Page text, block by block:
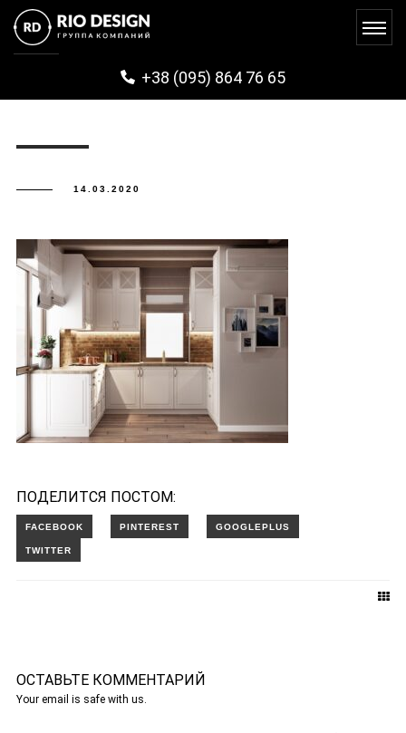
+38 (095) 864 76 65
PURIATUN (10)
14.03.2020
ПОДЕЛИТСЯ ПОСТОМ:
ОСТАВЬТЕ КОММЕНТАРИЙ
Your email is safe with us.